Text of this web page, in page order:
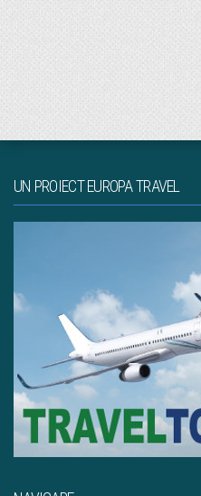
UN PROIECT EUROPA TRAVEL